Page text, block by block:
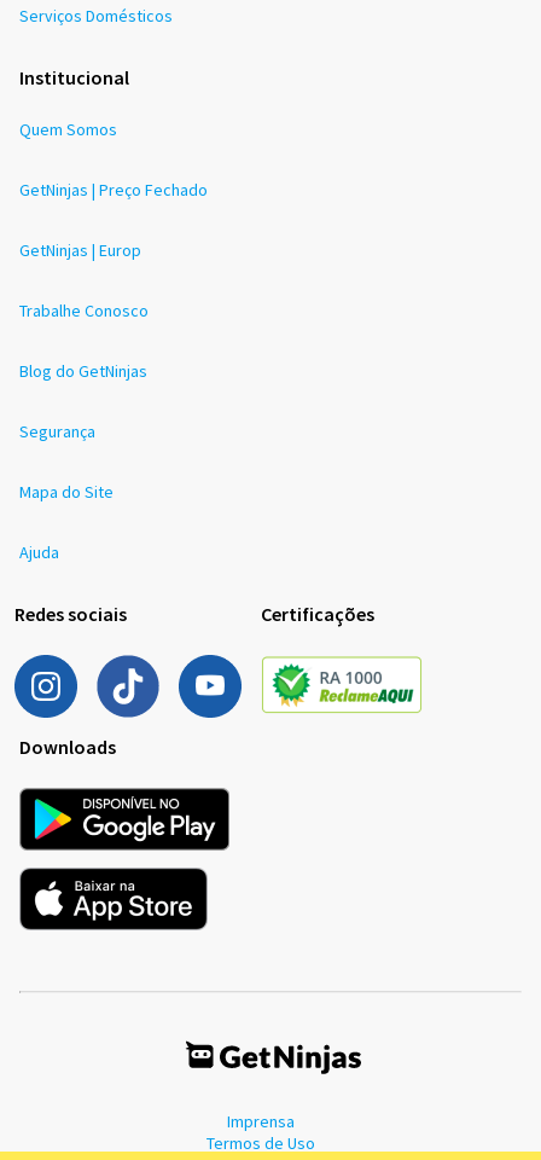
Serviços Domésticos
Institucional
Quem Somos
GetNinjas | Preço Fechado
GetNinjas | Europ
Trabalhe Conosco
Blog do GetNinjas
Segurança
Mapa do Site
Ajuda
Redes sociais Certificações
Downloads
Imprensa
Termos de Uso